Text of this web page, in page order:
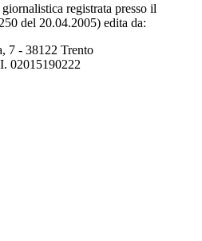
giornalistica registrata presso il
del 20.04.2005) edita da:
7 - 38122 Trento
02015190222